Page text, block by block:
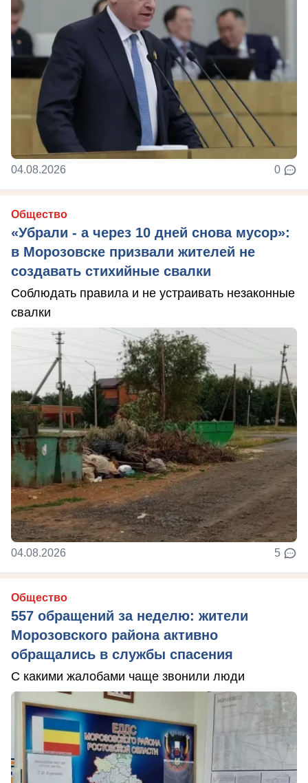
04.08.2026 0
Общество
«Убрали - а через 10 дней снова мусор»:
в Морозовске призвали жителей не
создавать стихийные свалки
Соблюдать правила и не устраивать незаконные
свалки
04.08.2026 5
Общество
557 обращений за неделю: жители
Морозовского района активно
обращались в службы спасения
С какими жалобами чаще звонили люди